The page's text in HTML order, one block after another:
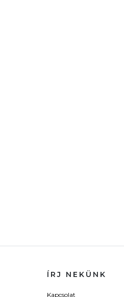
ÍRJ NEKÜNK
Kapcsolat